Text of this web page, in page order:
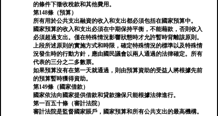
的條件下徵收稅款和其他費用。
第148條（預算）
所有用於公共支出融資的收入和支出都必須包括在國家預算中。
國家預算的收入和支出必須在中期保持平衡，不能藉款，否則收入
必須超過支出。僅在特殊情況影響狀態時才允許暫時背離該原則。
上段所述原則的實施方式和時限，確定特殊情況的標準以及特殊情
況發生時的行動方針，應由國民議會以兩人通過的法律確定。所有
代表的三分之二多數票。
如果預算沒有在第一天就通過，則由預算資助的受益人將根據先前
的預算暫時獲得資助。
第149條（國家借款）
國家依法向國家提供借款和貸款擔保只能根據法律進行。
第一百五十條（審計法院）
審計法院是監督國家賬戶，國家預算和所有公共支出的最高機構。